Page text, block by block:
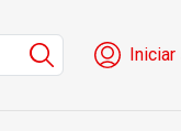
Menú de